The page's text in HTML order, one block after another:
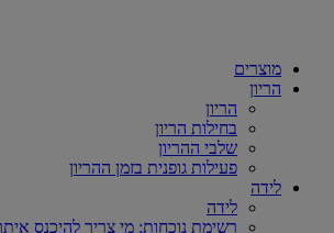
מוצרים
הריון
הריון
בחילות הריון
שלבי ההריון
פעילות גופנית בזמן ההריון
לידה
לידה
רשימת נוכחות: מי צריך להיכנס